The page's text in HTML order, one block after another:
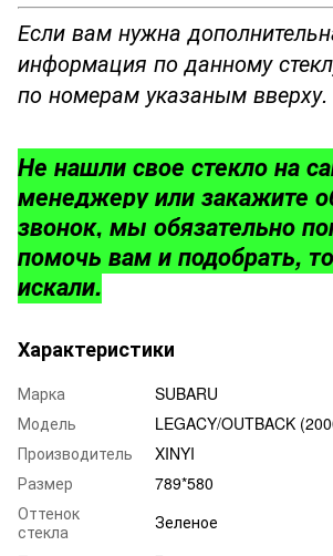
Если вам нужна
информация по данному
по номерам указаным вверху.
Не нашли свое стекло на
менеджеру или закажите
звонок, мы обязательно
помочь вам и подобрать,
искали.
Характеристики
Марка
SUBARU
Модель
LEGACY/OUTBACK
Производитель
XINYI
Размер
789*580
Оттенок
стекла
Зеленое